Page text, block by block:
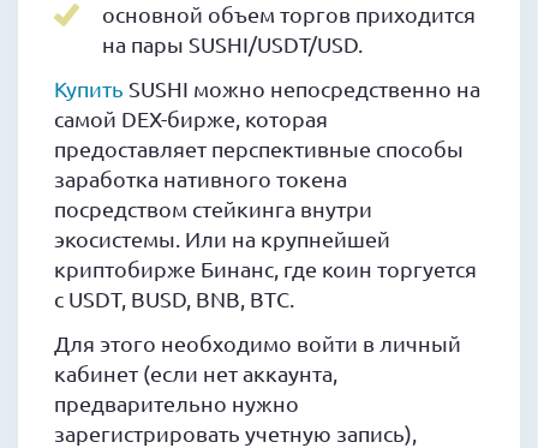
основной объем торгов приходится
на пары SUSHI/USDT/USD.
Купить SUSHI можно непосредственно на
самой DEX-бирже, которая
предоставляет перспективные способы
заработка нативного токена
посредством стейкинга внутри
экосистемы. Или на крупнейшей
криптобирже Бинанс, где коин торгуется
с USDT, BUSD, BNB, BTC.
Для этого необходимо войти в личный
кабинет (если нет аккаунта,
предварительно нужно
зарегистрировать учетную запись),